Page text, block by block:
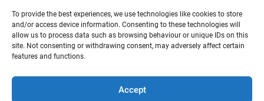
To provide the best experiences, we use technologies like cookies to store
and/or access device information. Consenting to these technologies will
allow us to process data such as browsing behaviour or unique IDs on this
site. Not consenting or withdrawing consent, may adversely affect certain
features and functions.
Accept
G Google Reviews